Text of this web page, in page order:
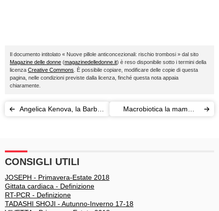
Il documento intitolato « Nuove pillole anticoncezionali: rischio trombosi » dal sito
Magazine delle donne (magazinedelledonne.it) è reso disponibile sotto i termini della
licenza Creative Commons . È possibile copiare, modificare delle copie di questa
pagina, nelle condizioni previste dalla licenza, finché questa nota appaia
chiaramente.
Angelica Kenova, la Barbie
Macrobiotica la mamma,
CONSIGLI UTILI
JOSEPH - Primavera-Estate 2018
Gittata cardiaca - Definizione
RT-PCR - Definizione
TADASHI SHOJI - Autunno-Inverno 17-18